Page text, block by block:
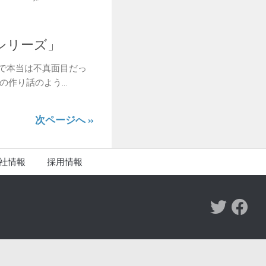
ーズ」
本当は不真面目だっ
作り話のよう...
次ページへ »
情報 採用情報